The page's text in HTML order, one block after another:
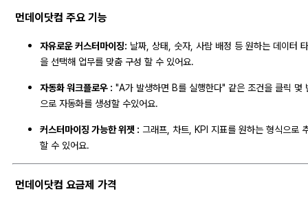
먼데이닷컴 주요 기능
자유로운 커스터마이징: 날짜, 상태, 숫자, 사람 배정 등 원하는 데이터
을 선택해 업무를 맞춤 구성 할 수 있어요.
자동화 워크플로우 : "A가 발생하면 B를 실행한다" 같은 조건을 클릭 몇
으로 자동화를 생성할 수있어요.
커스터마이징 가능한 위젯 : 그래프, 차트, KPI 지표를 원하는 형식으로
할 수 있어요.
먼데이닷컴 요금제 가격